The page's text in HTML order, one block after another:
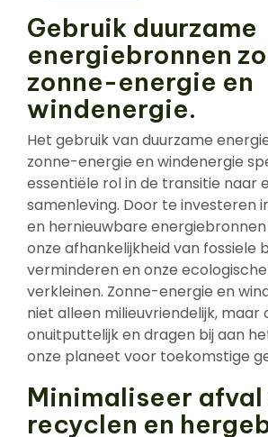
Gebruik duurzame
energiebronnen
zonne-energie en
windenergie.
Het gebruik van duurzame
zonne-energie en windenergie
essentiële rol in de transitie naar
samenleving. Door te investeren
en hernieuwbare
onze afhankelijkheid van fossiele
verminderen en onze
verkleinen. Zonne-energie en
niet alleen milieuvriendelijk, maar
onuitputtelijk en dragen bij aan
onze planeet voor toekomstige
Minimaliseer
recyclen en